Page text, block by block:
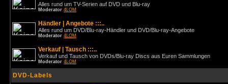
Alles rund um TV-Serien auf DVD und Blu-ray
Moderator 4LOM
Händler | Angebote :::..
Alles rund um DVD/Blu-ray-Händler und DVD/Blu-ray-Angebote
Moderator 4LOM
Verkauf | Tausch :::..
Verkauf und Tausch von DVDs/Blu-ray Discs aus Euren Sammlungen
Moderator 4LOM
DVD-Labels